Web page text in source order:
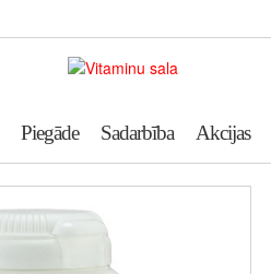
Piegāde Sadarbība Akcijas